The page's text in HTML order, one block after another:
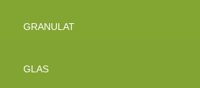
GRANULAT
GLAS